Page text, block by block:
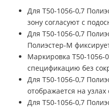
Для Т50-1056-0,7
зону согласуют с
Для Т50-1056-0,7
Полиэстер-М
Маркировка Т50-1056-
спецификацию без
Для Т50-1056-0,7
отображается на
Для Т50-1056-0,7